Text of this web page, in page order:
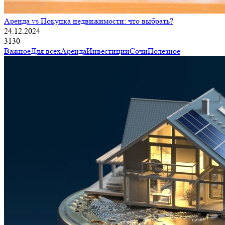
Аренда vs Покупка недвижимости: что выбрать?
24.12.2024
3130
ВажноеДля всехАрендаИнвестицииСочиПолезное